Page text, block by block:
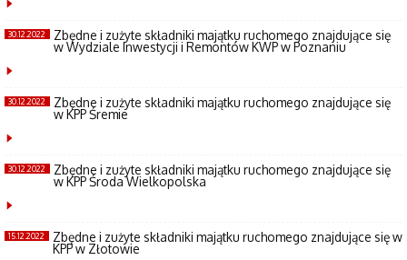
30.12.2022 Zbędne i zużyte składniki majątku ruchomego znajdujące się
w Wydziale Inwestycji i Remontów KWP w Poznaniu
30.12.2022 Zbędne i zużyte składniki majątku ruchomego znajdujące się
w KPP Śremie
30.12.2022 Zbędne i zużyte składniki majątku ruchomego znajdujące się
w KPP Środa Wielkopolska
15.12.2022 Zbędne i zużyte składniki majątku ruchomego znajdujące się w
KPP w Złotowie